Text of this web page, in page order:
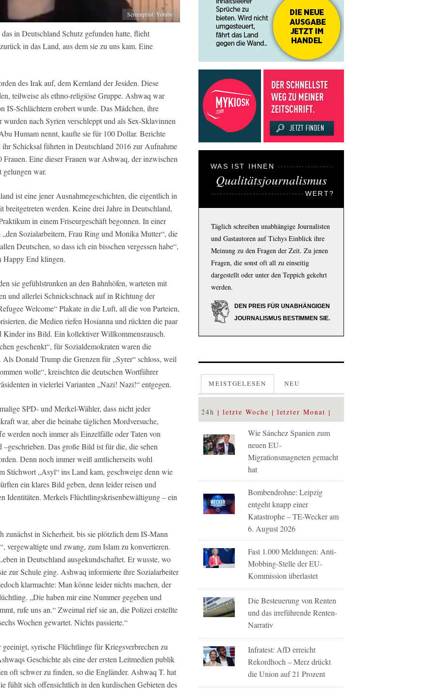
Screenprint: Yotube
in Deutschland Schutz gefunden hatte, flieht
in das Land, aus dem sie zu uns kam. Eine
des Irak auf, dem Kernland der Jesiden. Diese
teilweise als ethno-religiöse Gruppe. Ashwaq war
IS-Schlächtern erobert wurde. Das Mädchen, ihre
wurden nach Syrien verschleppt und als Sex-Sklavinnen
Humam nennt, kaufte sie für 100 Dollar. Berichte
ihr Schicksal führten in Deutschland 2016 zur Aufnahme
Frauen. Eine dieser Frauen war Ashwaq, der inzwischen
gelungen war.
ist eine jener Ausnahmegeschichten, die eigentlich in
breitgetreten werden. Keine drei Jahre in Deutschland,
in einem Friseurgeschäft begonnen. In einer
Sozialarbeitern, Frau Ring und Monika Mutter“, die
Deutschen, so dass ich ein bisschen vergessen habe“,
Happy End klingen.
sie gefühlstrunken an den Bahnhöfen, warteten mit
und allerlei Schnickschnack auf in Richtung der
Welcome“ Plakate in die Luft, all die von Parteien,
die Medien riefen Hosianna und rückten die paar
Kinder ins Bild. Ein kollektiver Willkommensrausch.
geschenkt“, für Sozialdemokraten waren die
Donald Trump die Grenzen für „Syrer“ schloss, weil
wolle“, kreischten die deutschen Wortführer
in vielerlei Varianten „Nazi! Nazi!“ entgegen.
SPD- und Merkel-Wähler, dass nicht jeder
war, aber die beinahe täglichen Mordversuche,
werden noch immer als Einzelfälle oder Taten von
Das große Bild ist für die, die sehen
Denn noch immer weiß amtlicherseits wohl
Stichwort „Asyl“ ins Land kam, geschweige denn wie
ein klares Bild geben, denn leider reisen und
Identitäten. Merkels Flüchtlingskrisenbewältigung – ein
zunächst in Sicherheit, bis sie plötzlich dem IS-Mann
vergewaltigte und zwang, zum Islam zu konvertieren.
in Deutschland ausgekundschaftet. Er wusste, wo
zur Schule ging. Ashwaq informierte ihre Sozialarbeiter
klarmachte: Man könne leider nichts machen, der
„Die haben mir eine Nummer gegeben und
rufe uns an.“ Zweimal rief sie an, die Polizei erstellte
Wochen gewartet. Nichts passierte.“
syrische Flüchtlinge für Kriegsverbrechen zu
Geschichte als eine der ersten Leitmedien publik
oft schwer zu finden, so die Engländer. Ashwaq T. hat
fühlt sich offensichtlich in den kurdischen Gebieten des
WAS IST IHNEN
Qualitätsjournalismus
WERT?
Täglich schreiben unabhängige Journalisten
und Gastautoren auf Tichys Einblick ihre
Meinung zu den Fragen der Zeit. Zu jenen
Fragen, die sonst oft all zu einseitig
dargestellt oder unter den Teppich gekehrt
werden.
DEN PREIS FÜR UNABHÄNGIGEN
JOURNALISMUS BESTIMMEN SIE.
MEISTGELESEN NEU
24h letzte Woche letzter Monat
Wie Sánchez Spanien zum
neuen EU-
Migrationsmagneten gemacht
hat
Bombendrohne: Leipzig
entgeht knapp einer
Katastrophe – TE-Wecker am
6. August 2026
Fast 1.000 Meldungen: Anti-
Mobbing-Stelle der EU-
Kommission überlastet
Die Besteuerung von Renten
und das irreführende Renten-
Narrativ
Infratest: AfD erreicht
Rekordhoch – Merz drückt
die Union auf 21 Prozent